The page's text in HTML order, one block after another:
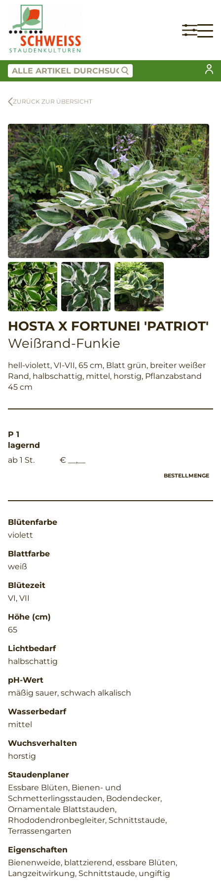
ZURÜCK ZUR ÜBERSICHT
HOSTA X FORTUNEI 'PATRIOT'
Weißrand-Funkie
hell-violett, VI-VII, 65 cm, Blatt grün, breiter weißer
Rand, halbschattig, mittel, horstig, Pflanzabstand
45 cm
P 1
lagernd
ab 1 St.
€ __,__
BESTELLMENGE
Blütenfarbe
violett
Blattfarbe
weiß
Blütezeit
VI, VII
Höhe (cm)
65
Lichtbedarf
halbschattig
pH-Wert
mäßig sauer, schwach alkalisch
Wasserbedarf
mittel
Wuchsverhalten
horstig
Staudenplaner
Essbare Blüten, Bienen- und
Schmetterlingsstauden, Bodendecker,
Ornamentale Blattstauden,
Rhododendronbegleiter, Schnittstaude,
Terrassengarten
Eigenschaften
Bienenweide, blattzierend, essbare Blüten,
Langzeitwirkung, Schnittstaude, ungiftig